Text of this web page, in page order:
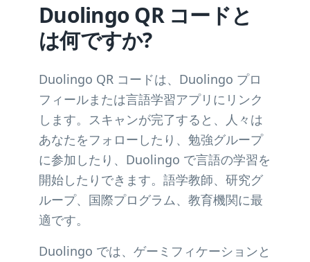
Duolingo QR コードと
は何ですか?
Duolingo QR コードは、Duolingo プロ
フィールまたは言語学習アプリにリンク
します。スキャンが完了すると、人々は
あなたをフォローしたり、勉強グループ
に参加したり、Duolingo で言語の学習を
開始したりできます。語学教師、研究グ
ループ、国際プログラム、教育機関に最
適です。
Duolingo では、ゲーミフィケーションと